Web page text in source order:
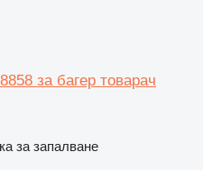
за багер товарач
за запалване